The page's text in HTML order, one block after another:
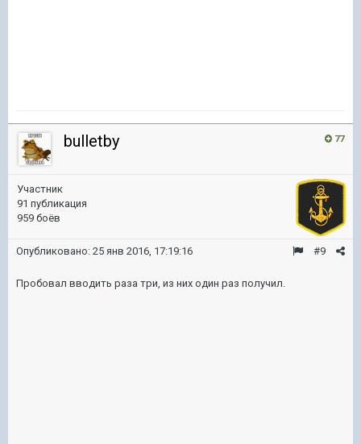
77
bulletby
Участник
91 публикация
959 боёв
#9
Опубликовано: 25 янв 2016, 17:19:16
Пробовал вводить раза три, из них один раз получил.